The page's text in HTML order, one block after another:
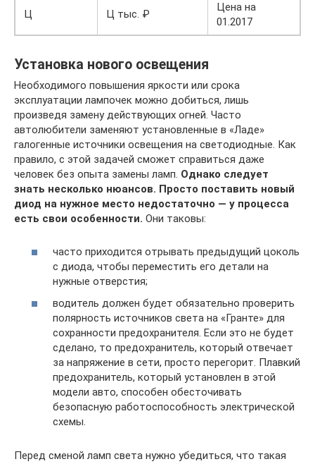
Ц Ц тыс. ₽
Цена на
01.2017
Установка нового освещения
Необходимого повышения яркости или срока
эксплуатации лампочек можно добиться, лишь
произведя замену действующих огней. Часто
автолюбители заменяют установленные в «Ладе»
галогенные источники освещения на светодиодные. Как
правило, с этой задачей сможет справиться даже
человек без опыта замены ламп. Однако следует
знать несколько нюансов. Просто поставить новый
диод на нужное место недостаточно — у процесса
есть свои особенности. Они таковы:
часто приходится отрывать предыдущий цоколь
с диода, чтобы переместить его детали на
нужные отверстия;
водитель должен будет обязательно проверить
полярность источников света на «Гранте» для
сохранности предохранителя. Если это не будет
сделано, то предохранитель, который отвечает
за напряжение в сети, просто перегорит. Плавкий
предохранитель, который установлен в этой
модели авто, способен обесточивать
безопасную работоспособность электрической
схемы.
Перед сменой ламп света нужно убедиться, что такая